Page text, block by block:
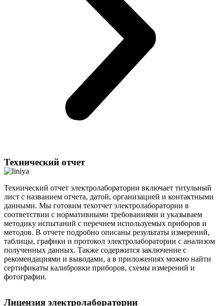
Технический отчет
Технический отчет электролаборатории включает титульный
лист с названием отчета, датой, организацией и контактными
данными. Мы готовим техотчет электролаборатории в
соответствии с нормативными требованиями и указываем
методику испытаний с перечнем используемых приборов и
методов. В отчете подробно описаны результаты измерений,
таблицы, графики и протокол электролаборатории с анализом
полученных данных. Также содержится заключение с
рекомендациями и выводами, а в приложениях можно найти
сертификаты калибровки приборов, схемы измерений и
фотографии.
Лицензия электролаборатории